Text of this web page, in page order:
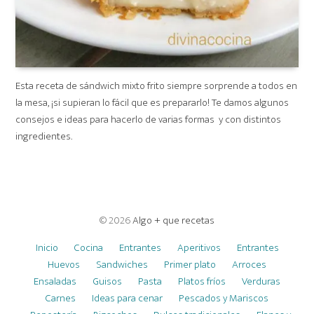
Esta receta de sándwich mixto frito siempre sorprende a todos en
la mesa, ¡si supieran lo fácil que es prepararlo! Te damos algunos
consejos e ideas para hacerlo de varias formas y con distintos
ingredientes.
© 2026Algo + que recetas
Inicio
Cocina Entrantes Aperitivos
Entrantes
Huevos
Sandwiches Primer plato
Arroces
Ensaladas
Guisos Pasta Platos fríos
Verduras
Carnes
Ideas para cenar
Pescados y Mariscos